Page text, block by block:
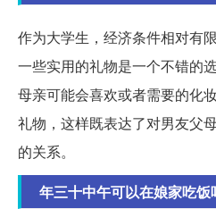
作为大学生，经济条件相对有
一些实用的礼物是一个不错的
母亲可能会喜欢或者需要的化
礼物，这样既表达了对男友父
的关系。
年三十中午可以在娘家吃饭